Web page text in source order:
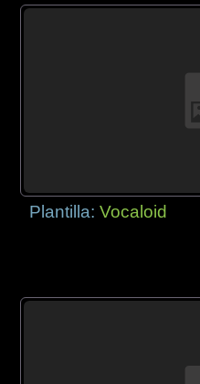
Plantilla:Vocaloid